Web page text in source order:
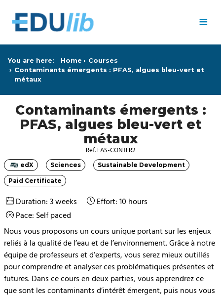
≡
You are here: Home
Courses
Contaminants émergents : PFAS, algues bleu-vert et
métaux
Contaminants émergents :
PFAS, algues bleu-vert et
métaux
Ref. FAS-CONTFR2
Category
edX Category
Sciences Category
Sustainable Development
Category
Paid Certificate
Duration: 3 weeks
Effort: 10 hours
Pace: Self paced
Nous vous proposons un cours unique portant sur les enjeux
reliés à la qualité de l’eau et de l’environnement. Grâce à notre
équipe de professeurs et d’experts, vous serez mieux outillés
pour comprendre et analyser ces problématiques présentes et
futures. Dans ce cours en deux parties, vous apprendrez ce
que sont les contaminants d’intérêt émergent, puis nous vous